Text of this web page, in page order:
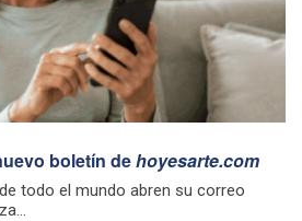
boletín dehoyesarte.com
todo el mundo abren su correo